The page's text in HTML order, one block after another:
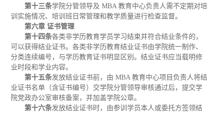
第十三条学院分管领导及 MBA 教育中心负责人需不定期对培
训实施情况、培训班日常管理和教学质量进行检查监督。
第六章 证书管理
第十四条各类非学历教育学员学习结束并符合结业条件的，
可以获得结业证书。各类非学历教育结业证书由学院统一制作、
分类连续编号，与学历教育证书明显区别。结业证书应当载明修
业时段和学业内容。
第十五条发放结业证书前，由 MBA 教育中心项目负责人将结
业证书名单（含证书编号）交学院分管领导审核通过后，提交学
院党政办公室审核备案，并加盖学院公章。
第十六条发放结业证书时，由参训学员本人或委托方签领结